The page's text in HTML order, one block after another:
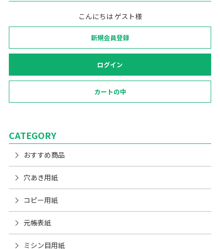
こんにちは ゲスト様
新規会員登録
ログイン
カートの中
CATEGORY
おすすめ商品
穴あき用紙
コピー用紙
元帳表紙
ミシン目用紙